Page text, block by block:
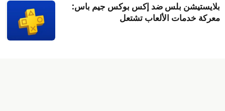
بلايستيشن بلس ضد إكس بوكس جيم باس:
معركة خدمات الألعاب تشتعل